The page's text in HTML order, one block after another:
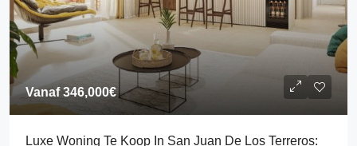
Vanaf346,000€
Luxe Woning Te Koop In San Juan De Los Terreros: